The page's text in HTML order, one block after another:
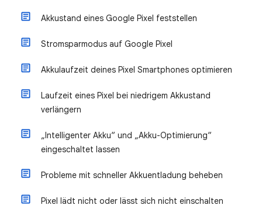
Akkustand eines Google Pixel feststellen
Stromsparmodus auf Google Pixel
Akkulaufzeit deines Pixel Smartphones optimieren
Laufzeit eines Pixel bei niedrigem Akkustand
verlängern
„Intelligenter Akku“ und „Akku-Optimierung“
eingeschaltet lassen
Probleme mit schneller Akkuentladung beheben
Pixel lädt nicht oder lässt sich nicht einschalten